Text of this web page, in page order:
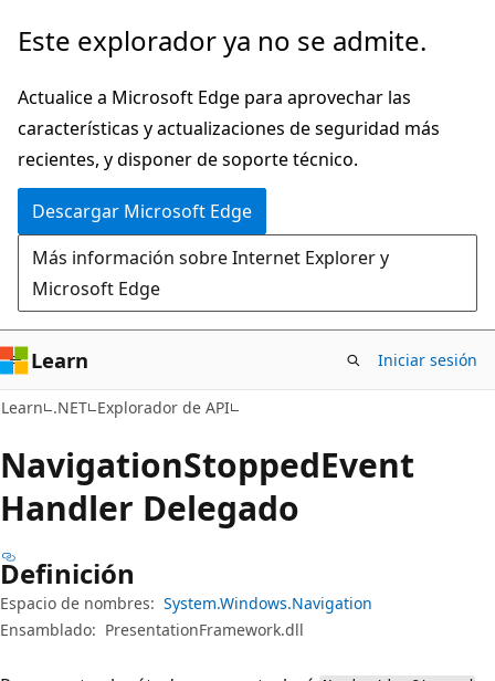
Ir
contenido
principal
Ir
la
navegación
en
la
página
Este explorador ya no se admite.
Actualice a Microsoft Edge para aprovechar las
características y actualizaciones de seguridad más
recientes, y disponer de soporte técnico.
Descargar Microsoft Edge
Más información sobre Internet Explorer y
Microsoft Edge
Learn Iniciar sesión
Learn .NET Explorador de API
NavigationStoppedEvent
Handler Delegado
Definición
Espacio de nombres: System.Windows.Navigation
Ensamblado: PresentationFramework.dll